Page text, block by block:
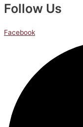
Follow Us
Facebook